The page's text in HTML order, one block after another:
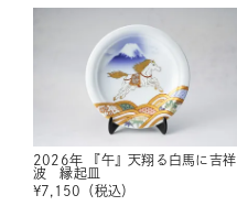
2026年 『午』天翔る白馬に吉祥
波 縁起皿
¥7,150 （税込）